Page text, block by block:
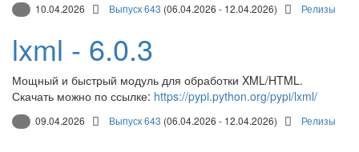
10.04.2026 Выпуск 643 (06.04.2026 - 12.04.2026) Релизы
lxml - 6.0.3
Мощный и быстрый модуль для обработки XML/HTML.
Скачать можно по ссылке: https://pypi.python.org/pypi/lxml/
09.04.2026 Выпуск 643 (06.04.2026 - 12.04.2026) Релизы